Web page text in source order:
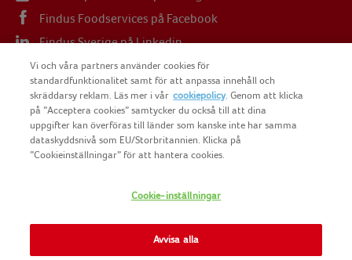
Findus Foodservices på Facebook
Findus Sverige på Linkedin
Findus Sverige på Youtube
COPYRIGHT FINDUS SVERIGE AB 2025
FINDUS
NOMAD FOODS
Vi och våra partners använder cookies för
standardfunktionalitet samt för att anpassa innehåll och
skräddarsy reklam. Läs mer i vår cookiepolicy. Genom att klicka
på ”Acceptera cookies” samtycker du också till att dina
uppgifter kan överföras till länder som kanske inte har samma
dataskyddsnivå som EU/Storbritannien. Klicka på
”Cookieinställningar” för att hantera cookies.
Cookie-inställningar
Avvisa alla